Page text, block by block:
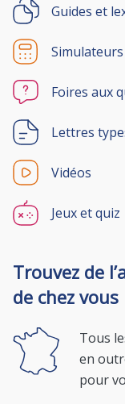
Guides et
Simulateurs
Foires aux
Lettres
Vidéos
Jeux et quiz
Trouvez de
de chez vous
Tous
en
pour